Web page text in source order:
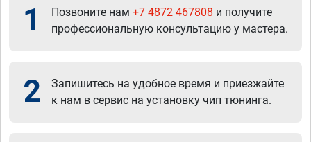
1 Позвоните нам +7 4872 467808 и получите
профессиональную консультацию у мастера.
2
Запишитесь на удобное время и приезжайте
к нам в сервис на установку чип тюнинга.